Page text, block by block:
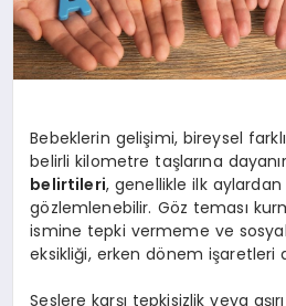
Bebeklerin gelişimi, bireysel
belirli kilometre taşlarına
belirtileri, genellikle ilk
gözlemlenebilir. Göz teması
ismine tepki vermeme ve
eksikliği, erken dönem işaretleri
Seslere karşı tepkisizlik veya